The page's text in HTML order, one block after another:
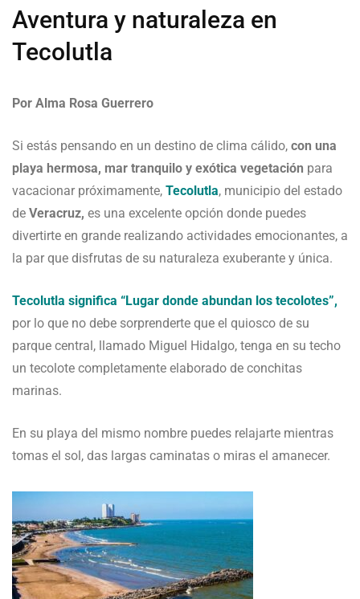
Aventura y naturaleza en
Tecolutla
Por Alma Rosa Guerrero
Si estás pensando en un destino de clima cálido, con una
playa hermosa, mar tranquilo y exótica vegetación para
vacacionar próximamente, Tecolutla, municipio del estado
de Veracruz, es una excelente opción donde puedes
divertirte en grande realizando actividades emocionantes, a
la par que disfrutas de su naturaleza exuberante y única.
Tecolutla significa “Lugar donde abundan los tecolotes”,
por lo que no debe sorprenderte que el quiosco de su
parque central, llamado Miguel Hidalgo, tenga en su techo
un tecolote completamente elaborado de conchitas
marinas.
En su playa del mismo nombre puedes relajarte mientras
tomas el sol, das largas caminatas o miras el amanecer.